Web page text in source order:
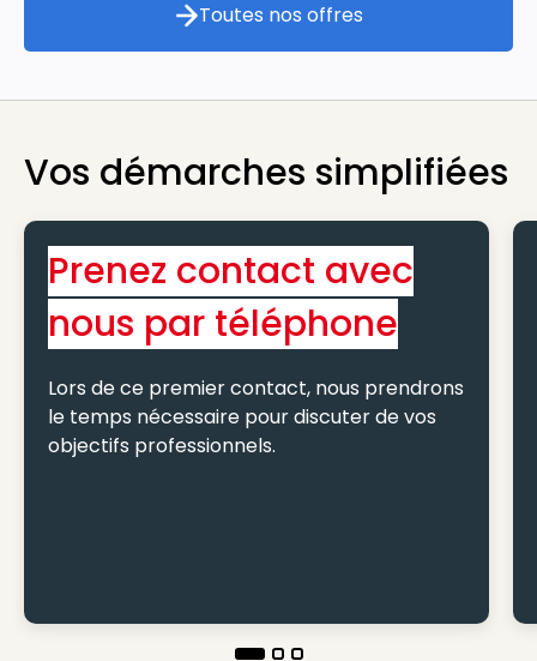
Toutes nos offres
Toutes nos offres
Vos démarches simplifiées
Prenez contact avec
nous par téléphone
Lors de ce premier contact, nous prendrons
le temps nécessaire pour discuter de vos
objectifs professionnels.